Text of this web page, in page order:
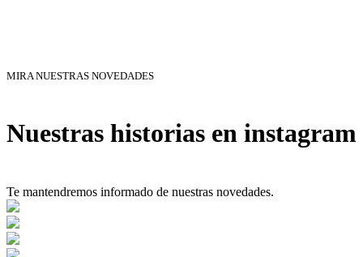
MIRA NUESTRAS NOVEDADES
Nuestras historias en instagram
Te mantendremos informado de nuestras novedades.